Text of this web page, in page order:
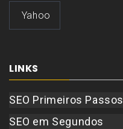
Yahoo
LINKS
SEO Primeiros Passos
SEO em Segundos